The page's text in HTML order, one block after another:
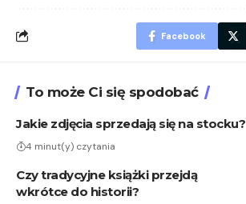
Facebook
To może Ci się spodobać
Jakie zdjęcia sprzedają się na stocku?
4 minut(y) czytania
Czy tradycyjne książki przejdą
wkrótce do historii?